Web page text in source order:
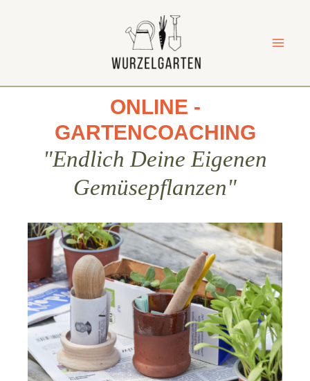
ONLINE -
GARTENCOACHING
"Endlich Deine Eigenen
Gemüsepflanzen"